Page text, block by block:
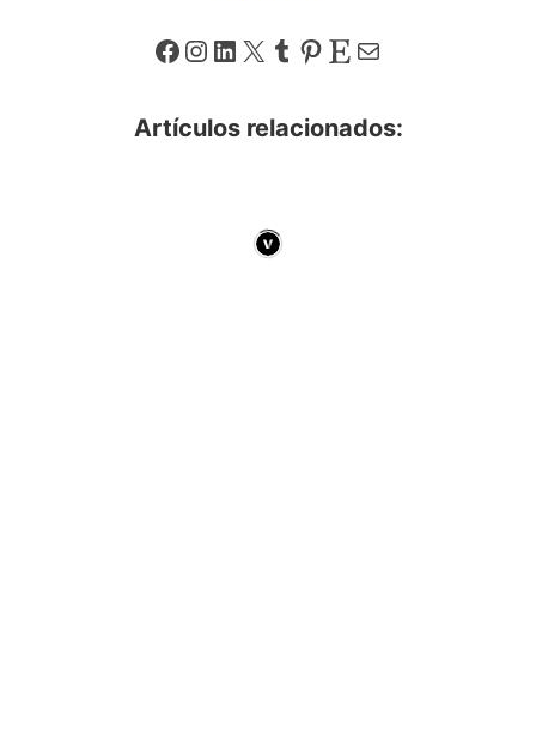
Facebook
Instagram
LinkedIn
X Tumblr
Pinterest
EtsyCorreo electrónico
Artículos relacionados: